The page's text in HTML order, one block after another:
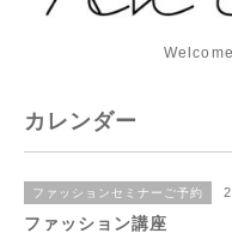
カレンダー
ファッションセミナーご予約
ファッション講座